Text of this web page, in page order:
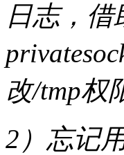
日志，
改/tmp权
2）忘记